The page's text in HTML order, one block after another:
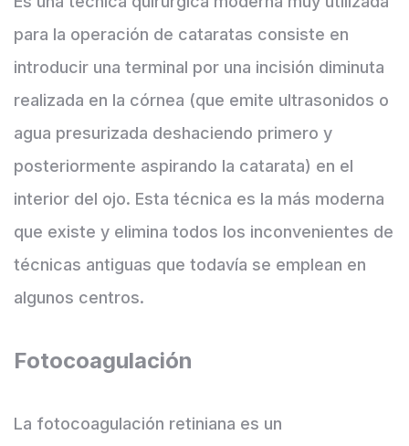
para la operación de cataratas consiste en
introducir una terminal por una incisión diminuta
realizada en la córnea (que emite ultrasonidos o
agua presurizada deshaciendo primero y
posteriormente aspirando la catarata) en el
interior del ojo. Esta técnica es la más moderna
que existe y elimina todos los inconvenientes de
técnicas antiguas que todavía se emplean en
algunos centros.
Fotocoagulación
La fotocoagulación retiniana es un